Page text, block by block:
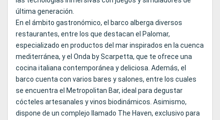
última generación.
En el ámbito gastronómico, el barco alberga diversos
restaurantes, entre los que destacan el Palomar,
especializado en productos del mar inspirados en la cuenca
mediterránea, y el Onda by Scarpetta, que te ofrece una
cocina italiana contemporánea y deliciosa. Además, el
barco cuenta con varios bares y salones, entre los cuales
se encuentra el Metropolitan Bar, ideal para degustar
cócteles artesanales y vinos biodinámicos. Asimismo,
dispone de un complejo llamado The Haven, exclusivo para